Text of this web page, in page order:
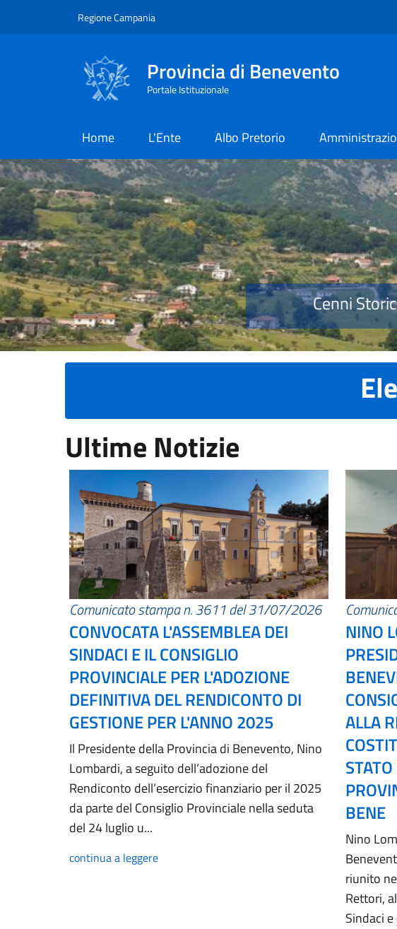
Regione Campania
Provincia di Benevento
Portale Istituzionale
Home L'Ente Albo Pretorio
Provincia di Benevento
Cenni
Ultime Notizie
Comunicato stampa n. 3611 del 31/07/2026
CONVOCATA L'ASSEMBLEA DEI
SINDACI E IL CONSIGLIO
PROVINCIALE PER L'ADOZIONE
DEFINITIVA DEL RENDICONTO DI
GESTIONE PER L'ANNO 2025
Il Presidente della Provincia di Benevento, Nino
Lombardi, a seguito dell’adozione del
Rendiconto dell’esercizio finanziario per il 2025
da parte del Consiglio Provinciale nella seduta
del 24 luglio u...
continua a leggere
NINO
ALLA
BENE
Nino
riunito
Rettori,
Sindaci e